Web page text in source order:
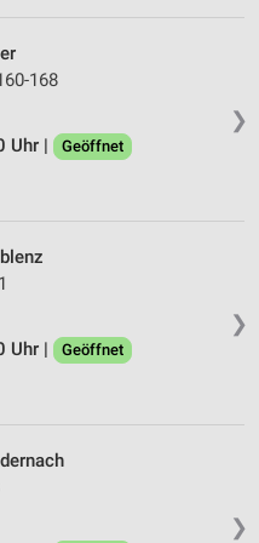
❯
168
Uhr |
Geöffnet
❯
Uhr |
Geöffnet
❯
oder
Angebote
Auswahl von